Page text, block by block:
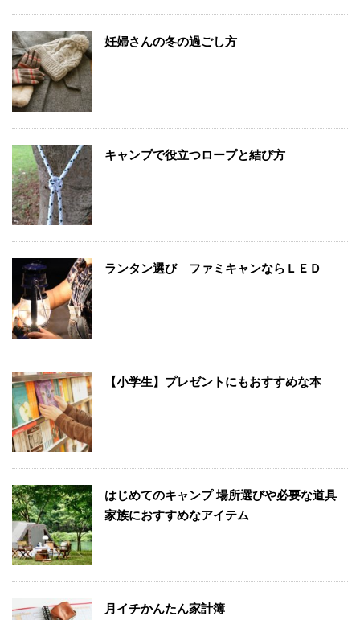
妊婦さんの冬の過ごし方
キャンプで役立つロープと結び方
ランタン選び ファミキャンならＬＥＤ
【小学生】プレゼントにもおすすめな本
はじめてのキャンプ 場所選びや必要な道具
家族におすすめなアイテム
月イチかんたん家計簿